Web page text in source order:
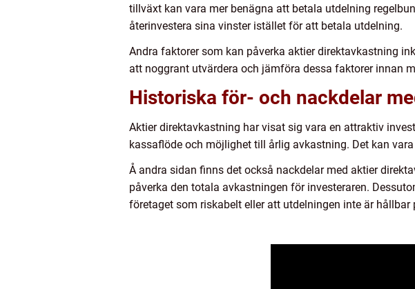
tillväxt kan vara mer benägna att betala utdelning
återinvestera sina vinster istället för att betala utdelning.
Andra faktorer som kan påverka aktier direktavkastning
att noggrant utvärdera och jämföra dessa faktorer innan
Historiska för- och nackdelar
Aktier direktavkastning har visat sig vara en attraktiv
kassaflöde och möjlighet till årlig avkastning. Det kan
Å andra sidan finns det också nackdelar med aktier
påverka den totala avkastningen för investeraren.
företaget som riskabelt eller att utdelningen inte är hållbar